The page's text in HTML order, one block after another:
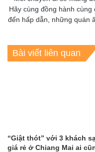
Hãy cùng đồng hành
đến hấp dẫn, những quán
Bài viết liên quan
“Giật thót” với 3 khách
giá rẻ ở Chiang Mai ai